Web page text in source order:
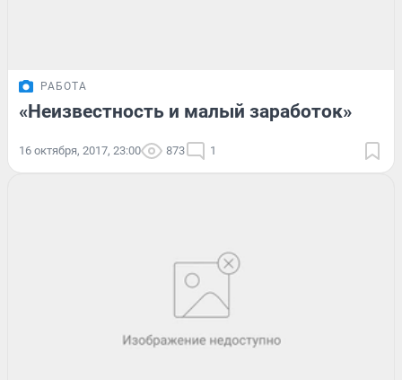
РАБОТА
«Неизвестность и малый заработок»
16 октября, 2017, 23:00 873 1